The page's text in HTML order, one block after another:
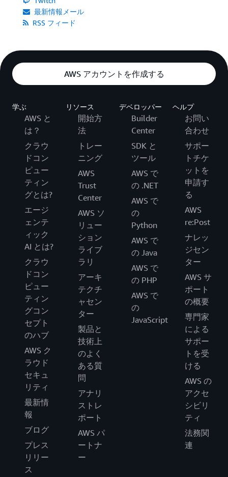
最新情報メール
RSS フィード
AWS アカウントを作成する
学ぶ
AWS と
は？
クラウ
ドコン
ピュー
ティン
グとは?
エージ
ェンテ
ィック
AI とは?
クラウ
ドコン
ピュー
ティン
グコン
セプト
のハブ
AWS ク
ラウド
セキュ
リティ
最新情
報
ブログ
プレス
リリー
ス
リソース
開始方
法
トレー
ニング
AWS
Trust
Center
AWS ソ
リュー
ション
ライブ
ラリ
アーキ
テクチ
ャセン
ター
製品と
技術上
のよく
ある質
問
アナリ
ストレ
ポート
AWS パ
ートナ
ー
デベロッパー
Builder
Center
SDK と
ツール
AWS で
の .NET
AWS で
の
Python
AWS で
の Java
AWS で
の PHP
AWS で
の
JavaScript
ヘルプ
お問い
合わせ
サポー
トチケ
ットを
申請す
る
AWS
re:Post
ナレッ
ジセン
ター
AWS サ
ポート
の概要
専門家
による
サポー
トを受
ける
AWS の
アクセ
シビリ
ティ
法務関
連